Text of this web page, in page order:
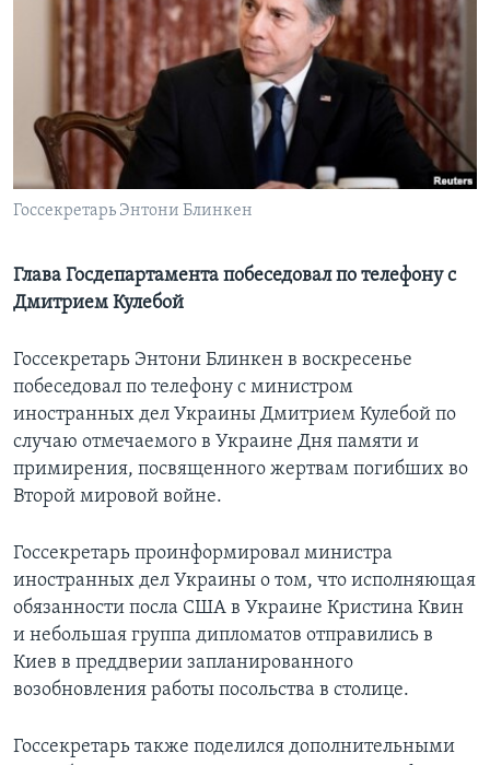
Learning English
СОЦИАЛЬНЫЕ СЕТИ
Госсекретарь Энтони Блинкен
Глава Госдепартамента побеседовал по телефону с
Дмитрием Кулебой
Госсекретарь Энтони Блинкен в воскресенье
побеседовал по телефону с министром
иностранных дел Украины Дмитрием Кулебой по
случаю отмечаемого в Украине Дня памяти и
примирения, посвященного жертвам погибших во
Второй мировой войне.
Госсекретарь проинформировал министра
иностранных дел Украины о том, что исполняющая
обязанности посла США в Украине Кристина Квин
и небольшая группа дипломатов отправились в
Киев в преддверии запланированного
возобновления работы посольства в столице.
Госсекретарь также поделился дополнительными